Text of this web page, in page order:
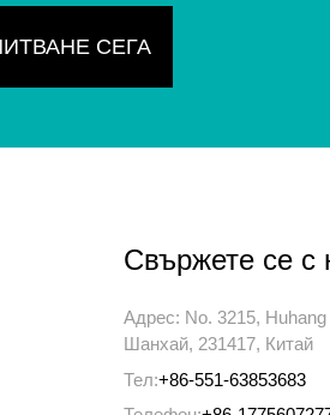
Свържете се с
Адрес: No. 3215,
Шанхай, 231417, Китай
Тел:+86-551-63853683